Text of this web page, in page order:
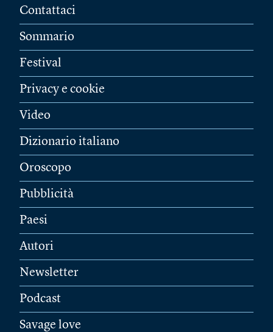
Contattaci
Sommario
Festival
Privacy e cookie
Video
Dizionario italiano
Oroscopo
Pubblicità
Paesi
Autori
Newsletter
Podcast
Savage love